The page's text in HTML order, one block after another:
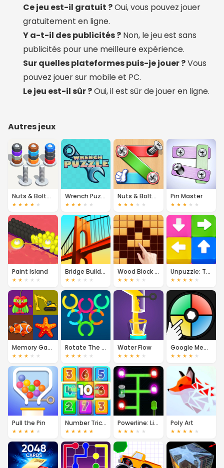
Ce jeu est-il gratuit ?Oui, vous pouvez jouer
gratuitement en ligne.
Y a-t-il des publicités ? Non, le jeu est sans
publicités pour une meilleure expérience.
Sur quelles plateformes puis-je jouer ?Vous
pouvez jouer sur mobile et PC.
Le jeu est-il sûr ?Oui, il est sûr de jouer en ligne.
Autres jeux
Nuts & Bolts: Sort
★ ★ ★ ★ ★
Wrench Puzzle
★ ★ ★ ★ ★
Nuts & Bolts - Screw Puzzle
★ ★ ★ ★ ★
Pin Master
★ ★ ★ ★ ★
Paint Island
★ ★ ★ ★ ★
Bridge Builder
★ ★ ★ ★ ★
Wood Block Puzzle
★ ★ ★ ★ ★
Unpuzzle: Tap Away
★ ★ ★ ★ ★
Memory Game
★ ★ ★ ★ ★
Rotate The Rings
★ ★ ★ ★ ★
Water Flow
★ ★ ★ ★ ★
Google Memory
★ ★ ★ ★ ★
Pull the Pin
★ ★ ★ ★ ★
Number Tricky Puzzles
★ ★ ★ ★ ★
Powerline: Light the Bulbs
★ ★ ★ ★ ★
Poly Art
★ ★ ★ ★ ★